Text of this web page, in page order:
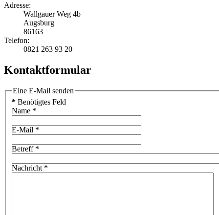
Adresse:
Wallgauer Weg 4b
Augsburg
86163
Telefon:
0821 263 93 20
Kontaktformular
Eine E-Mail senden
* Benötigtes Feld
Name *
E-Mail *
Betreff*
Nachricht *